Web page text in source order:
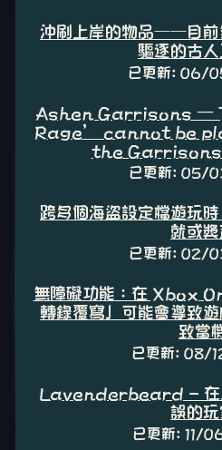
沖刷上岸的物品——目前
驅逐的古
已更新: 06/
Ashen Garrisons –
Rage’ cannot be
the
已更新: 05/
跨多個海盜設定檔遊玩
就或
已更新: 02/
無障礙功能：在 Xbox
轉錄覆寫」可能會導致
致當
已更新: 08/
Lavenderbeard - 在
誤的玩
已更新: 11/